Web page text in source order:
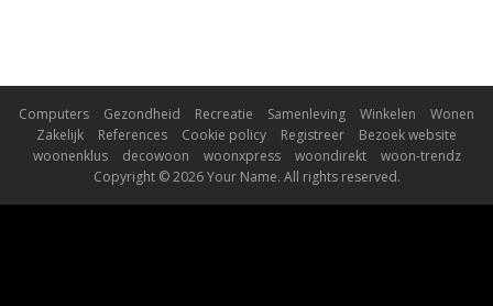
Computers Gezondheid Recreatie Samenleving Winkelen
Wonen
Zakelijk
References Cookie policy Registreer
Bezoek website
woonenklus
decowoon woonxpress woondirekt
woon-trendz
Copyright © 2026 Your Name. All rights reserved.